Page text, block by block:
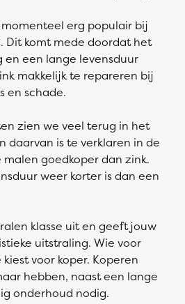
erg populair bij
Dit komt mede doordat het
een lange levensduur
makkelijk te repareren bij
en schade.
zien we veel terug in het
daarvan is te verklaren in de
malen goedkoper dan zink.
weer korter is dan een
klasse uit en geeft jouw
uitstraling. Wie voor
voor koper. Koperen
hebben, naast een lange
onderhoud nodig.